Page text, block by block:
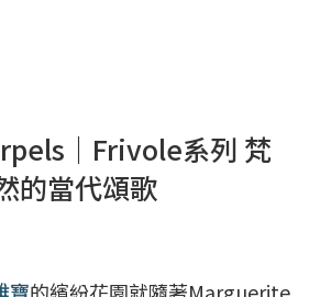
｜Frivole系列 梵
的當代頌歌